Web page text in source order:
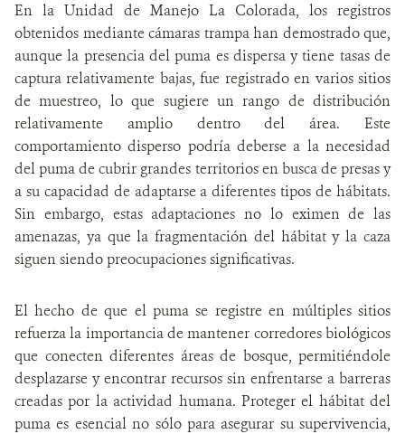
En la Unidad de Manejo La Colorada, los registros
obtenidos mediante cámaras trampa han demostrado que,
aunque la presencia del puma es dispersa y tiene tasas de
captura relativamente bajas, fue registrado en varios sitios
de muestreo, lo que sugiere un rango de distribución
relativamente amplio dentro del área. Este
comportamiento disperso podría deberse a la necesidad
del puma de cubrir grandes territorios en busca de presas y
a su capacidad de adaptarse a diferentes tipos de hábitats.
Sin embargo, estas adaptaciones no lo eximen de las
amenazas, ya que la fragmentación del hábitat y la caza
siguen siendo preocupaciones significativas.
El hecho de que el puma se registre en múltiples sitios
refuerza la importancia de mantener corredores biológicos
que conecten diferentes áreas de bosque, permitiéndole
desplazarse y encontrar recursos sin enfrentarse a barreras
creadas por la actividad humana. Proteger el hábitat del
puma es esencial no sólo para asegurar su supervivencia,